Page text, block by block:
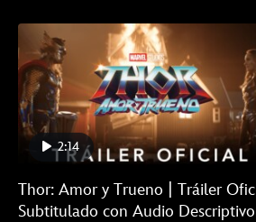
2:14
Thor: Amor y Trueno | Tráiler
Subtitulado con Audio Descriptivo